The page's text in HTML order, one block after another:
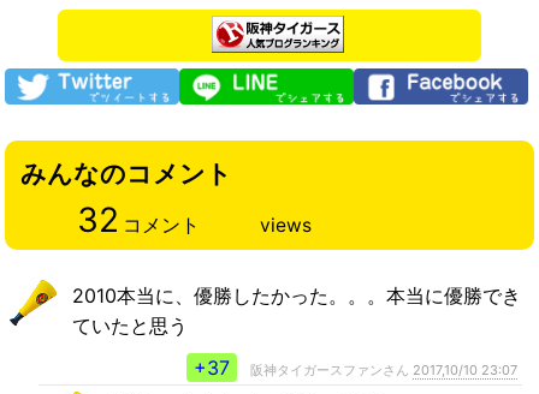
みんなのコメント
32 コメント views
2010本当に、優勝したかった。。。本当に優勝でき
ていたと思う
+37
阪神タイガースファンさん 2017,10/10 23:07